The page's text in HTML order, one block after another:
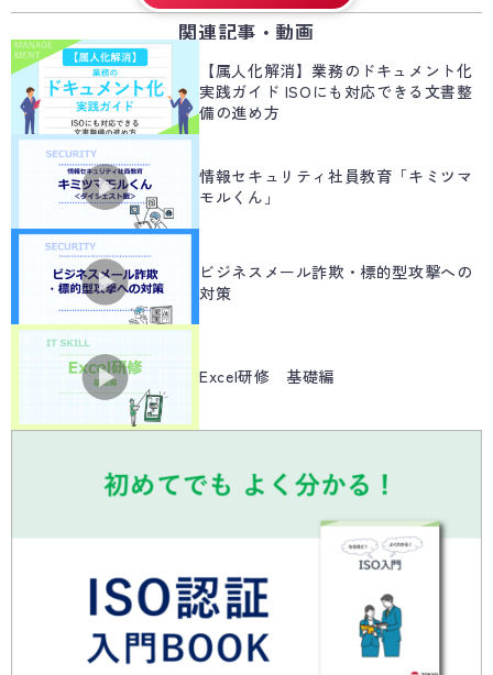
関連記事・動画
【属人化解消】業務のドキュメント化
実践ガイド ISOにも対応できる文書整
備の進め方
情報セキュリティ社員教育「キミツマ
モルくん」
ビジネスメール詐欺・標的型攻撃への
対策
Excel研修 基礎編